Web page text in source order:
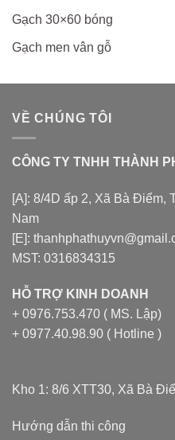
Gạch 30×60 bóng
Gạch men vân gỗ
VỀ CHÚNG TÔI
CÔNG TY TNHH THÀNH
[A]: 8/4D ấp 2, Xã Bà Điểm,
Nam
[E]:
MST: 0316834315
HỖ TRỢ KINH DOANH
+ 0976.753.470 ( MS. Lập)
+ 0977.40.98.90 ( Hotline )
Kho 1: 8/6 XTT30, Xã Bà
Hướng dẫn thi công